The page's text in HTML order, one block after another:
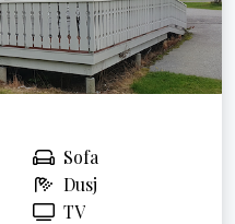
Sofa
Dusj
TV